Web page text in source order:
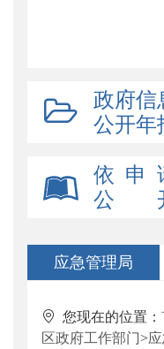
政府信
公开年
依 申
公
应急管理局
您现在的位置：
区政府工作部门>